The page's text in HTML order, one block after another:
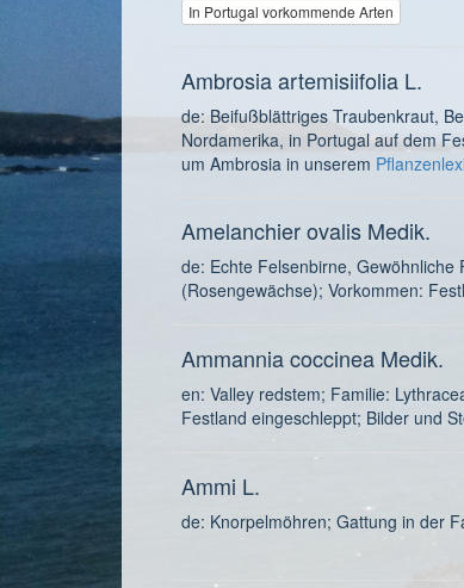
In Portugal vorkommende Arten
Ambrosia artemisiifolia L.
de: Beifußblättriges Traubenkraut,
Nordamerika, in Portugal auf dem
um Ambrosia in unserem
Amelanchier ovalis Medik.
de: Echte Felsenbirne,
(Rosengewächse); Vorkommen:
Ammannia coccinea Medik.
en: Valley redstem; Familie:
Festland eingeschleppt; Bilder und
Ammi L.
de: Knorpelmöhren; Gattung in der